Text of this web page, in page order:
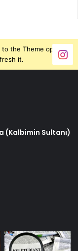
the Theme options
it.
(Kalbimin Sultanı)